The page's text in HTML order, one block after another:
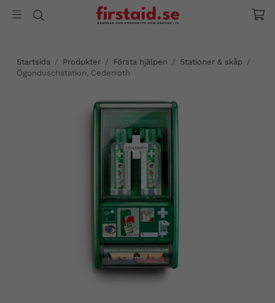
Startsida / Produkter / Första hjälpen / Stationer & skåp /
Ögonduschstation, Cederroth